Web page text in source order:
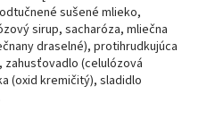
sušené mlieko,
sirup, sacharóza, mliečna
draselné), protihrudkujúca
(celulózová
(oxid kremičitý), sladidlo